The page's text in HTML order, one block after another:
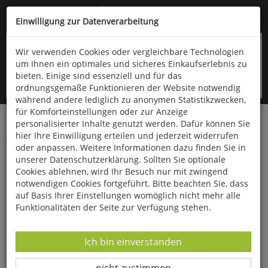
Kompletten Head der Seite überspringen
oder (06766) 9323-960
Startseite Bücher Literatur Belletristik
Heldin der Gezeiten
Einwilligung zur Datenverarbeitung
Wir verwenden Cookies oder vergleichbare Technologien
um Ihnen ein optimales und sicheres Einkaufserlebnis zu
bieten. Einige sind essenziell und für das
ordnungsgemäße Funktionieren der Website notwendig
während andere lediglich zu anonymen Statistikzwecken,
für Komforteinstellungen oder zur Anzeige
personalisierter Inhalte genutzt werden. Dafür können Sie
hier Ihre Einwilligung erteilen und jederzeit widerrufen
oder anpassen. Weitere Informationen dazu finden Sie in
unserer Datenschutzerklärung. Sollten Sie optionale
Cookies ablehnen, wird Ihr Besuch nur mit zwingend
notwendigen Cookies fortgeführt. Bitte beachten Sie, dass
auf Basis Ihrer Einstellungen womöglich nicht mehr alle
Funktionalitäten der Seite zur Verfügung stehen.
Datenverarbeitung -
Ich bin einverstanden